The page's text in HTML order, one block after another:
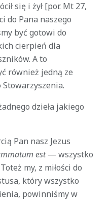
się i żył [por. Mt 27,
do Pana naszego
być gotowi do
cierpień dla
A to
również jedną ze
Stowarzyszenia.
dzieła jakiego
Pan nasz Jezus
est— wszystko
my, z miłości do
który wszystko
powinniśmy w